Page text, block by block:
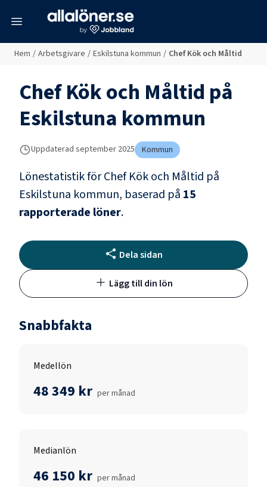
Hem / Arbetsgivare / Eskilstuna kommun / Chef Kök och Måltid
Chef Kök och Måltid på
Eskilstuna kommun
Uppdaterad september 2025 Kommun
Lönestatistik förChef Kök och Måltid på
Eskilstuna kommun, baserad på 15
rapporterade löner.
Dela sidan
Lägg till din lön
Snabbfakta
Medellön
48 349 kr per månad
Medianlön
46 150 kr per månad